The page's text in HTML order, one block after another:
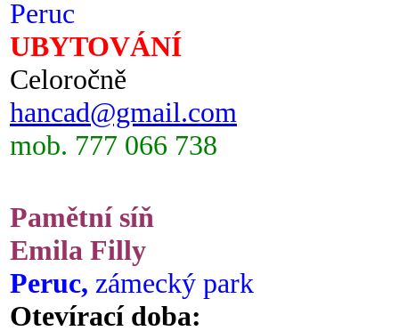
Peruc
UBYTOVÁNÍ
Celoročně
hancad@gmail.com
mob. 777 066 738
Pamětní síň
Emila Filly
Peruc, zámecký park
Otevírací doba: